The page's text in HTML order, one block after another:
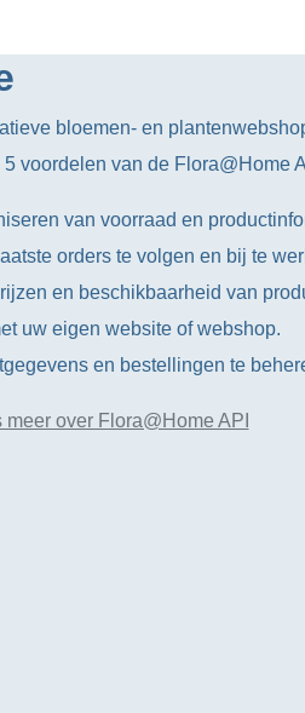
bloemen- en
voordelen van de Flora@Home
van voorraad en
orders te volgen en bij te
en beschikbaarheid van
uw eigen website of webshop.
en bestellingen te
meer over Flora@Home API